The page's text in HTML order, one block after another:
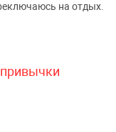
на отдых.